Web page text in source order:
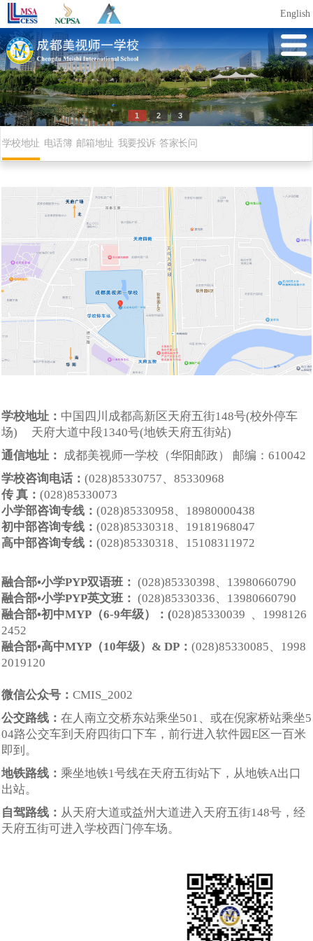
English
1 2 3
学校地址 电话簿 邮箱地址 我要投诉 答家长问
学校地址： 中国四川成都高新区天府五街148号(校外停车
场) 天府大道中段1340号(地铁天府五街站)
通信地址：
成都美视师一学校（华阳邮政） 邮编：610042
学校咨询电话： (028)85330757、85330968
传 真： (028)85330073
小学部咨询专线： (028)85330958、 18980000438
初中部咨询专线： (028)85330318
19181968047
高中部咨询专线： (028)85330318 15108311972
融合部•小学PYP双语班： (028)85330398、 13980660790
融合部•小学PYP英文班： (028)85330336、 13980660790
融合部•初中MYP（6-9年级）：(028)85330039 、 1998126
2452
融合部•高中MYP（10年级）& DP： (028)85330085、 1998
2019120
微信公众号： CMIS_2002
公交路线： 在人南立交桥东站乘坐501、或在倪家桥站乘坐5
04路公交车到天府四街口下车，前行进入软件园E区一百米
即到。
地铁路线： 乘坐地铁1号线在天府五街站下，从地铁A出口
出站。
自驾路线： 从天府大道或益州大道进入天府五街148号，经
天府五街可进入学校西门停车场。